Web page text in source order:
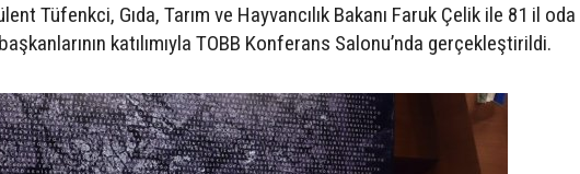
Tüfenkci, Gıda, Tarım ve Hayvancılık Bakanı Faruk Çelik ile 81 il oda
katılımıyla TOBB Konferans Salonu’nda gerçekleştirildi.